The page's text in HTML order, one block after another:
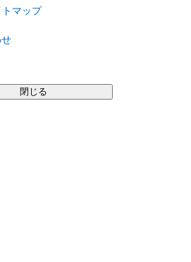
トマップ